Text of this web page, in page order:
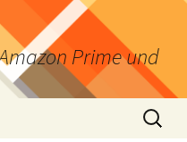
Prime und
Suche
nach: